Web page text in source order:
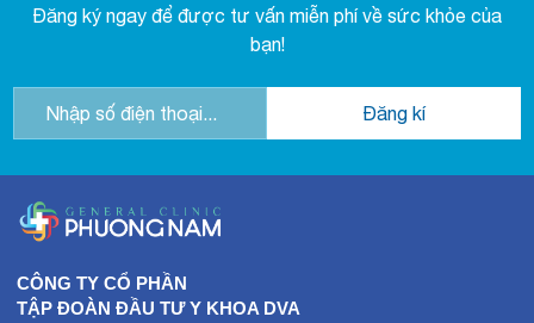
Đăng ký ngay để được tư vấn miễn phí về sức khỏe của
bạn!
CÔNG TY CỔ PHẦN
TẬP ĐOÀN ĐẦU TƯ Y KHOA DVA